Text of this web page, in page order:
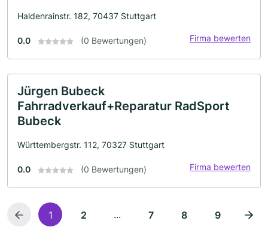
Haldenrainstr. 182, 70437 Stuttgart
0.0 (0 Bewertungen) Firma bewerten
Jürgen Bubeck
Fahrradverkauf+Reparatur RadSport
Bubeck
Württembergstr. 112, 70327 Stuttgart
0.0 (0 Bewertungen) Firma bewerten
1 2 ... 7 8 9